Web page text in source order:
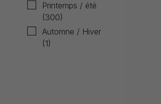
Printemps / été
(300)
Automne / Hiver
(1)